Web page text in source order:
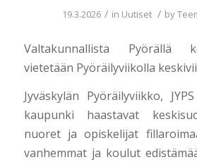
19.3.2026 / in Uutiset / by
Valtakunnallista Pyörällä
vietetään Pyöräilyviikolla
Jyväskylän Pyöräilyviikko,
kaupunki haastavat
nuoret ja opiskelijat
vanhemmat ja koulut